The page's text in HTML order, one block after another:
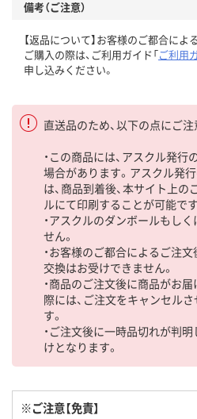
備考（ご注意）
【返品について】お客様のご都合によ
ご購入の際は、ご利用ガイド「ご利用
申し込みください。
直送品のため、以下の点にご注
・この商品には、アスクル発
場合があります。アスクル発
は、商品到着後、本サイト上
ルにて印刷することが可能です
・アスクルのダンボールもし
せん。
・お客様のご都合によるご注文
交換はお受けできません。
・商品のご注文後に商品がお
際には、ご注文をキャンセル
す。
・ご注文後に一時品切れが判
けとなります。
※ご注意【免責】